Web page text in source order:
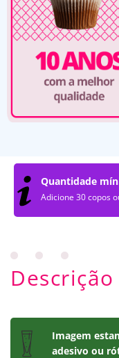
Quantidade
Adicione 30 copos
Descrição
Imagem
adesivo ou